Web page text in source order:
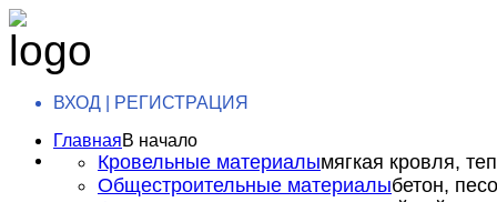
ВХОД | РЕГИСТРАЦИЯ
ГлавнаяВ начало
Кровельные материалымягкая кровля,
Общестроительные материалыбетон,